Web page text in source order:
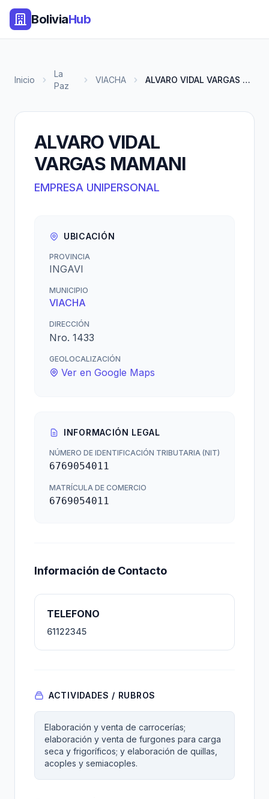
BoliviaHub
Inicio
La
Paz
VIACHA ALVARO VIDAL VARGAS MAMANI
ALVARO VIDAL
VARGAS MAMANI
EMPRESA UNIPERSONAL
UBICACIÓN
PROVINCIA
INGAVI
MUNICIPIO
VIACHA
DIRECCIÓN
Nro. 1433
GEOLOCALIZACIÓN
Ver en Google Maps
INFORMACIÓN LEGAL
NÚMERO DE IDENTIFICACIÓN TRIBUTARIA (NIT)
6769054011
MATRÍCULA DE COMERCIO
6769054011
Información de Contacto
TELEFONO
61122345
ACTIVIDADES / RUBROS
Elaboración y venta de carrocerías;
elaboración y venta de furgones para carga
seca y frigoríficos; y elaboración de quillas,
acoples y semiacoples.